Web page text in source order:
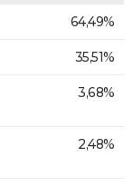
64,49%
35,51%
3,68%
2,48%